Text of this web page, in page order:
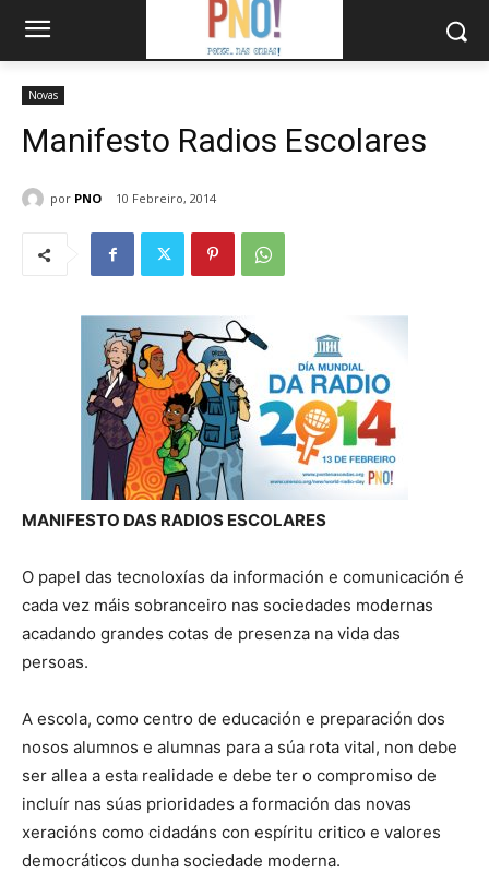
Novas
Manifesto Radios Escolares
por PNO 10 Febreiro, 2014
MANIFESTO DAS RADIOS ESCOLARES
O papel das tecnoloxías da información e comunicación é
cada vez máis sobranceiro nas sociedades modernas
acadando grandes cotas de presenza na vida das
persoas.
A escola, como centro de educación e preparación dos
nosos alumnos e alumnas para a súa rota vital, non debe
ser allea a esta realidade e debe ter o compromiso de
incluír nas súas prioridades a formación das novas
xeracións como cidadáns con espíritu critico e valores
democráticos dunha sociedade moderna.